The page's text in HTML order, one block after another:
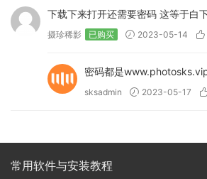
下载下来打开还需要密码 这等于白
摄珍稀影 已购买 2023-05-14
密码都是
sksadmin 2023-05-17
常用软件与安装教程